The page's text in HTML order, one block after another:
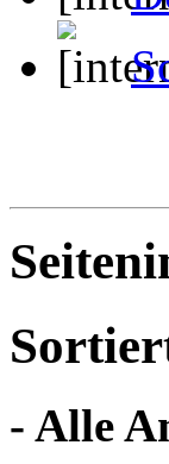
- Alle